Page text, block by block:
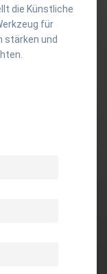
die Künstliche
für
stärken und